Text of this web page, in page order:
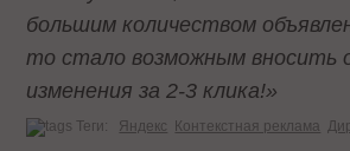
большим количеством
то стало возможным вносить
изменения за 2-3 клика!»
Теги: Яндекс Контекстная реклама